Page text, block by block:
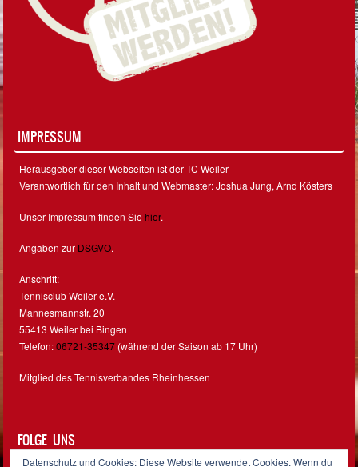
IMPRESSUM
Herausgeber dieser Webseiten ist der TC Weiler
Verantwortlich für den Inhalt und Webmaster: Joshua Jung, Arnd Kösters
Unser Impressum finden Siehier.
Angaben zur DSGVO.
Anschrift:
Tennisclub Weiler e.V.
Mannesmannstr. 20
55413 Weiler bei Bingen
Telefon:06721-35347 (während der Saison ab 17 Uhr)
Mitglied des Tennisverbandes Rheinhessen
FOLGE UNS
Datenschutz und Cookies: Diese Website verwendet Cookies. Wenn du